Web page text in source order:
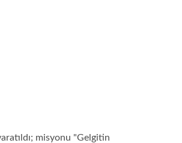
misyonu "Gelgitin